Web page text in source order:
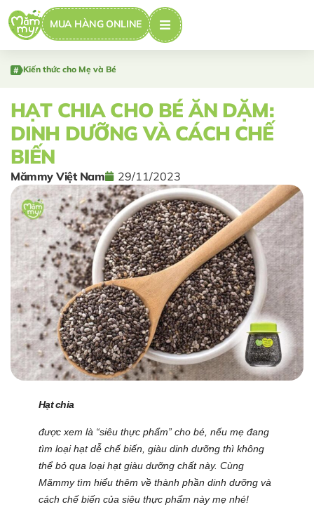
MUA HÀNG ONLINE
Kiến thức cho Mẹ và Bé
HẠT CHIA CHO BÉ ĂN DẶM:
DINH DƯỠNG VÀ CÁCH CHẾ
BIẾN
Mămmy Việt Nam 29/11/2023
Hạt chia
được xem là “siêu thực phẩm” cho bé, nếu mẹ đang
tìm loại hạt dễ chế biến, giàu dinh dưỡng thì không
thể bỏ qua loại hạt giàu dưỡng chất này. Cùng
Mămmy tìm hiểu thêm về thành phần dinh dưỡng và
cách chế biến của siêu thực phẩm này mẹ nhé!